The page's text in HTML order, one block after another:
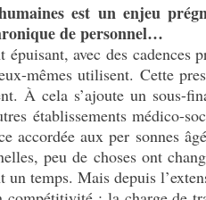
est un enjeu
de personnel…
avec des cadences
mêmes utilisent. Cette
À cela s’ajoute un sous-
établissements médico-
aux per sonnes
peu de choses ont
temps. Mais depuis